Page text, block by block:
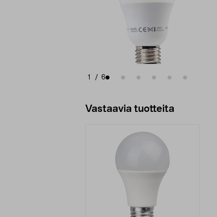
1 / 6
Vastaavia tuotteita